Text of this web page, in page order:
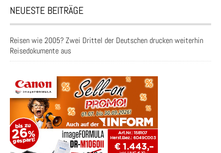
NEUESTE BEITRÄGE
Reisen wie 2005? Zwei Drittel der Deutschen drucken weiterhin
Reisedokumente aus